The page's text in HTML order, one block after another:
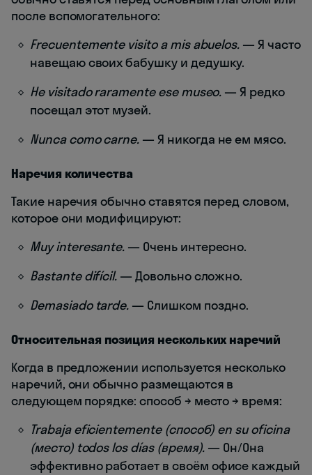
после вспомогательного:
Frecuentemente visito a mis abuelos. — Я часто
навещаю своих бабушку и дедушку.
He visitado raramente ese museo. — Я редко
посещал этот музей.
Nunca como carne. — Я никогда не ем мясо.
Наречия количества
Такие наречия обычно ставятся перед словом,
которое они модифицируют:
Muy interesante. — Очень интересно.
Bastante difícil. — Довольно сложно.
Demasiado tarde. — Слишком поздно.
Относительная позиция нескольких наречий
Когда в предложении используется несколько
наречий, они обычно размещаются в
следующем порядке: способ → место → время:
Trabaja eficientemente (способ) en su oficina
(место) todos los días (время). — Он/Она
эффективно работает в своём офисе каждый